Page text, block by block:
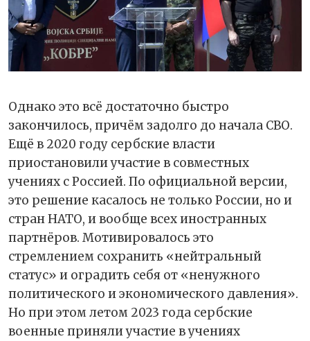
Однако это всё достаточно быстро
закончилось, причём задолго до начала СВО.
Ещё в 2020 году сербские власти
приостановили участие в совместных
учениях с Россией. По официальной версии,
это решение касалось не только России, но и
стран НАТО, и вообще всех иностранных
партнёров. Мотивировалось это
стремлением сохранить «нейтральный
статус» и оградить себя от «ненужного
политического и экономического давления».
Но при этом летом 2023 года сербские
военные приняли участие в учениях